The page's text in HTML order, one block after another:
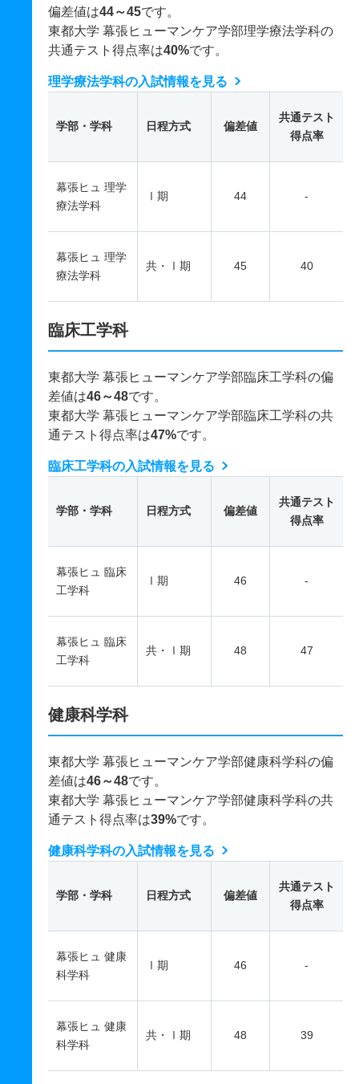
偏差値は44～45です。
東都大学 幕張ヒューマンケア学部理学療法学科の
共通テスト得点率は40%です。
理学療法学科の入試情報を見る
学部・学科 日程方式 偏差値
共通テスト
得点率
幕張ヒュ 理学
療法学科
Ⅰ期 44 -
幕張ヒュ 理学
療法学科
共・Ⅰ期 45 40
臨床工学科
東都大学 幕張ヒューマンケア学部臨床工学科の偏
差値は46～48です。
東都大学 幕張ヒューマンケア学部臨床工学科の共
通テスト得点率は47%です。
臨床工学科の入試情報を見る
学部・学科 日程方式 偏差値
共通テスト
得点率
幕張ヒュ 臨床
工学科
Ⅰ期 46 -
幕張ヒュ 臨床
工学科
共・Ⅰ期 48 47
健康科学科
東都大学 幕張ヒューマンケア学部健康科学科の偏
差値は46～48です。
東都大学 幕張ヒューマンケア学部健康科学科の共
通テスト得点率は39%です。
健康科学科の入試情報を見る
学部・学科 日程方式 偏差値
共通テスト
得点率
幕張ヒュ 健康
科学科
Ⅰ期 46 -
幕張ヒュ 健康
科学科
共・Ⅰ期 48 39